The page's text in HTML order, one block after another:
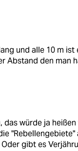
und alle 10 m ist
Abstand den man
das würde ja
gibt es